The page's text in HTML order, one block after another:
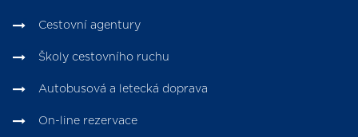
Cestovní agentury
Školy cestovního ruchu
Autobusová a letecká doprava
On-line rezervace